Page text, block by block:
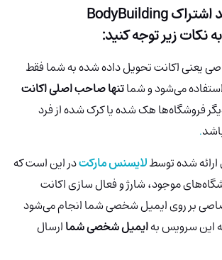
اشتراکBodyBuilding
به نکات زیر توجه کنید:
یعنی اکانت تحویل داده شده به شما فقط
می‌شود و شماتنها صاحب اصلی اکانت
فروشگاه‌ها هک شدهیا کرک شده از فرد
.
شده توسطلایسنس مارکتدر این است که
موجود، شارژ و فعال سازی اکانت
بر روی ایمیل شخصی شما انجام می‌شود
این سرویس بهایمیل شخصی شماارسال